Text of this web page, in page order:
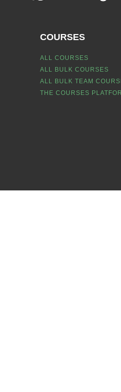
COURSES
ALL COURSES
ALL BULK COURSES
ALL BULK TEAM
THE COURSES